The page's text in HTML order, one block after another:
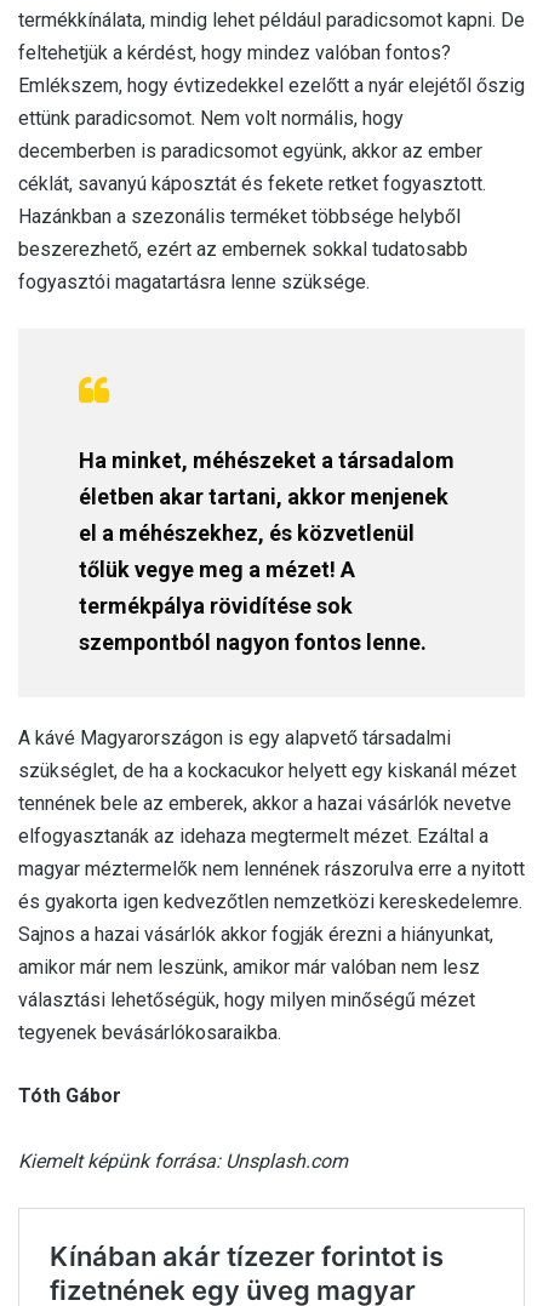
termékkínálata, mindig lehet például paradicsomot kapni. De
feltehetjük a kérdést, hogy mindez valóban fontos?
Emlékszem, hogy évtizedekkel ezelőtt a nyár elejétől őszig
ettünk paradicsomot. Nem volt normális, hogy
decemberben is paradicsomot együnk, akkor az ember
céklát, savanyú káposztát és fekete retket fogyasztott.
Hazánkban a szezonális terméket többsége helyből
beszerezhető, ezért az embernek sokkal tudatosabb
fogyasztói magatartásra lenne szüksége.
Ha minket, méhészeket a társadalom
életben akar tartani, akkor menjenek
el a méhészekhez, és közvetlenül
tőlük vegye meg a mézet! A
termékpálya rövidítése sok
szempontból nagyon fontos lenne.
A kávé Magyarországon is egy alapvető társadalmi
szükséglet, de ha a kockacukor helyett egy kiskanál mézet
tennének bele az emberek, akkor a hazai vásárlók nevetve
elfogyasztanák az idehaza megtermelt mézet. Ezáltal a
magyar méztermelők nem lennének rászorulva erre a nyitott
és gyakorta igen kedvezőtlen nemzetközi kereskedelemre.
Sajnos a hazai vásárlók akkor fogják érezni a hiányunkat,
amikor már nem leszünk, amikor már valóban nem lesz
választási lehetőségük, hogy milyen minőségű mézet
tegyenek bevásárlókosaraikba.
Tóth Gábor
Kiemelt képünk forrása: Unsplash.com